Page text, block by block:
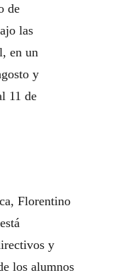
de
las
en un
y
11 de
Florentino
y
los alumnos